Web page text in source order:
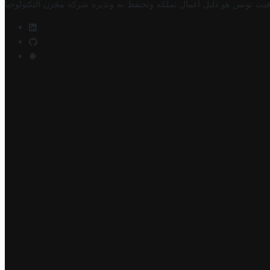
تونس هو دليل أعمال تملكه وتحتفظ به وتديره شركة مخزن التكنولوجيا